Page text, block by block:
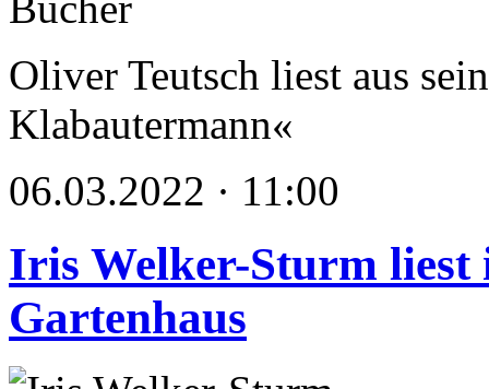
Oliver Teutsch liest aus
Klabautermann«
06.03.2022 · 11:00
Iris Welker-Sturm liest
Gartenhaus